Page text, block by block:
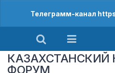
Телеграмм-канал
ФОРУМ